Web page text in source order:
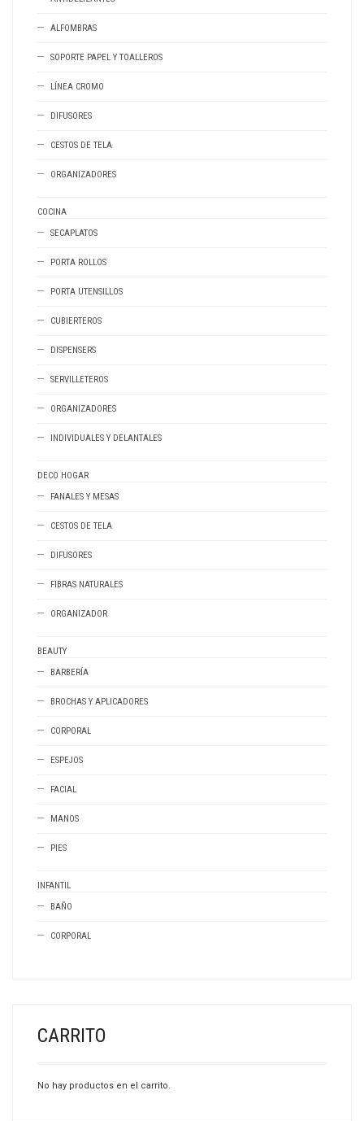
ALFOMBRAS
SOPORTE PAPEL Y TOALLEROS
LÍNEA CROMO
DIFUSORES
CESTOS DE TELA
ORGANIZADORES
COCINA
SECAPLATOS
PORTA ROLLOS
PORTA UTENSILLOS
CUBIERTEROS
DISPENSERS
SERVILLETEROS
ORGANIZADORES
INDIVIDUALES Y DELANTALES
DECO HOGAR
FANALES Y MESAS
CESTOS DE TELA
DIFUSORES
FIBRAS NATURALES
ORGANIZADOR
BEAUTY
BARBERÍA
BROCHAS Y APLICADORES
CORPORAL
ESPEJOS
FACIAL
MANOS
PIES
INFANTIL
BAÑO
CORPORAL
CARRITO
No hay productos en el carrito.